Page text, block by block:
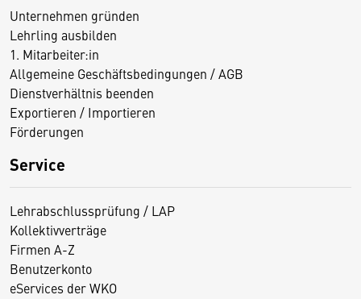
Unternehmen gründen
Lehrling ausbilden
1. Mitarbeiter:in
Allgemeine Geschäftsbedingungen / AGB
Dienstverhältnis beenden
Exportieren / Importieren
Förderungen
Service
Lehrabschlussprüfung / LAP
Kollektivverträge
Firmen A-Z
Benutzerkonto
eServices der WKO